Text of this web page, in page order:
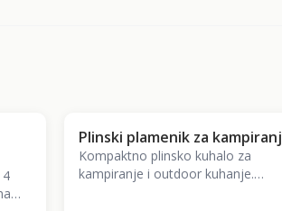
Plinski plamenik za
Kompaktno plinsko kuhalo za
kampiranje i outdoor kuhanje.